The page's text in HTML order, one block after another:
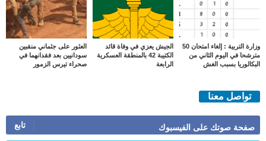
وزارة التربية : إلغاء امتحان 50
مترشحا في اليوم الثاني من
البكالوريا بسبب الغش
الجيش يعزي في وفاة قائد
الكتيبة 42 بالمنطقة العسكرية
الرابعة
العثور على جثماني منقبين
سودانيين بعد فقدانهما في
صحراء تيرس الزمور
تواصل معنا
صفحة صوتك على الفيسبوك تابع